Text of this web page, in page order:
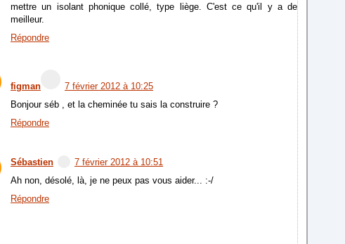
mettre un isolant phonique collé, type liège. C'est ce qu'il y a de
meilleur.
Répondre
figman
7 février 2012 à 10:25
Bonjour séb , et la cheminée tu sais la construire ?
Répondre
Sébastien
7 février 2012 à 10:51
Ah non, désolé, là, je ne peux pas vous aider... :-/
Répondre